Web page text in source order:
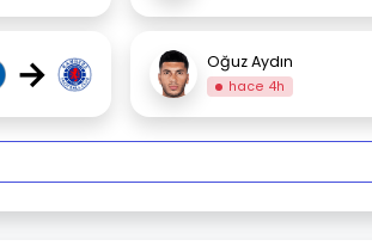
→ Oğuz Aydın
hace 4h